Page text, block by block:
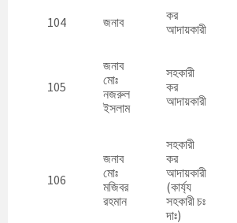
104 জনাব
কর
আদায়কারী
105
জনাব
মোঃ
নজরুল
ইসলাম
সহকারী
কর
আদায়কারী
106
জনাব
মোঃ
মজিবর
রহমান
সহকারী
কর
আদায়কারী
(কার্য্য
সহকারী চঃ
দাঃ)